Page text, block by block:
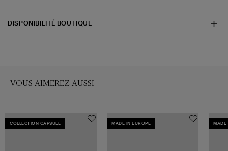
DISPONIBILITÉ BOUTIQUE
VOUS AIMEREZ AUSSI
COLLECTION CAPSULE MADE IN EUROPE MADE